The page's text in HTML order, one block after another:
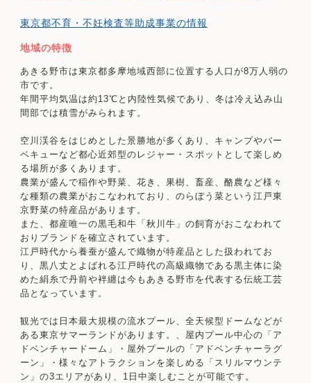
東京都不育・不妊検査等助成事業の情報
地域の特徴
あきる野市は東京都多摩地域西部に位置する人口が8万人弱の
市です。
年間平均気温は約13℃と内陸性気候であり、冬は冷え込み山
間部では積雪がみられます。
空川渓谷をはじめとした景勝地が多くあり、キャンプやバー
ベキューなど都心近郊型のレジャー・スポットとして楽しめ
る場所が多くあります。
農業が盛んで稲作や野菜、花き、果樹、畜産、酪農など様々
な種類の農業がおこなわれており、のらぼう菜という江戸東
京野菜の特産品があります。
また、都産唯一の黒毛和牛「秋川牛」の飼育がおこなわれて
おりブランドを確立されています。
江戸時代から養蚕が盛んで織物が特産品とした扱われてお
り、黒八丈とよばれる江戸時代の高級織物である黒主体に染
めた絹糸で丹前や袢纏は今もあきる野市を代表する伝統工芸
品となっています。
観光では日本最大規模の流水プール、全天候型ドームなどが
ある東京サマーランドがあります。、屋内プール中心の「ア
ドベンチャードーム」・屋外プールの「アドベンチャーラグ
ーン」・様々なアトラクションを楽しめる「スリルマウンテ
ン」の3エリアがあり、1日中楽しむことが可能です。